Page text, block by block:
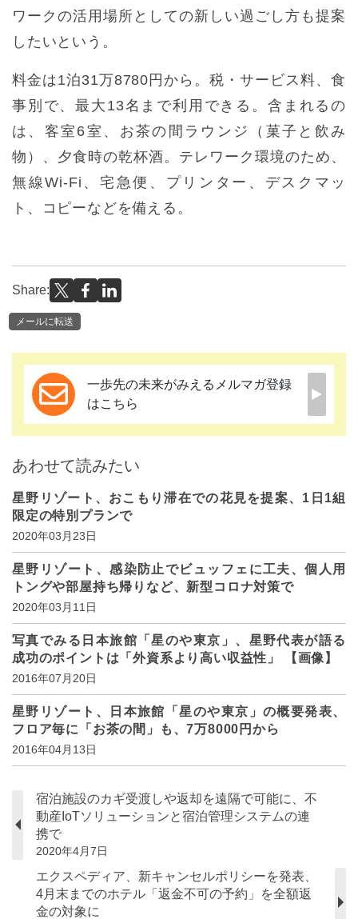
ワークの活用場所としての新しい過ごし方も提案
したいという。
料金は1泊31万8780円から。税・サービス料、食
事別で、最大13名まで利用できる。含まれるの
は、客室6室、お茶の間ラウンジ（菓子と飲み
物）、夕食時の乾杯酒。テレワーク環境のため、
無線Wi-Fi、宅急便、プリンター、デスクマッ
ト、コピーなどを備える。
Share:
メールに転送
一歩先の未来がみえるメルマガ登録
はこちら
あわせて読みたい
星野リゾート、おこもり滞在での花見を提案、1日1組
限定の特別プランで
2020年03月23日
星野リゾート、感染防止でビュッフェに工夫、個人用
トングや部屋持ち帰りなど、新型コロナ対策で
2020年03月11日
写真でみる日本旅館「星のや東京」、星野代表が語る
成功のポイントは「外資系より高い収益性」 【画像】
2016年07月20日
星野リゾート、日本旅館「星のや東京」の概要発表、
フロア毎に「お茶の間」も、7万8000円から
2016年04月13日
宿泊施設のカギ受渡しや返却を遠隔で可能に、不
動産IoTソリューションと宿泊管理システムの連
携で
2020年4月7日
エクスペディア、新キャンセルポリシーを発表、
4月末までのホテル「返金不可の予約」を全額返
金の対象に